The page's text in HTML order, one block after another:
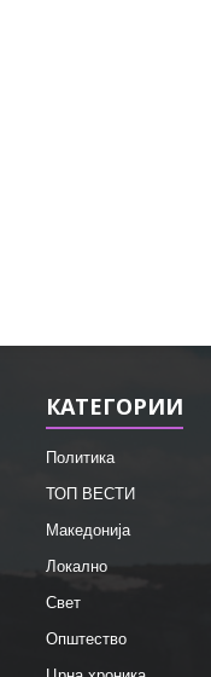
КАТЕГОРИИ
Политика
ТОП ВЕСТИ
Македонија
Локално
Свет
Општество